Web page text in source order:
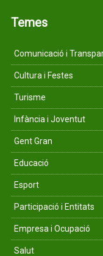
Temes
Comunicació i
Cultura i Festes
Turisme
Infància i Joventut
Gent Gran
Educació
Esport
Participació i Entitats
Empresa i Ocupació
Salut